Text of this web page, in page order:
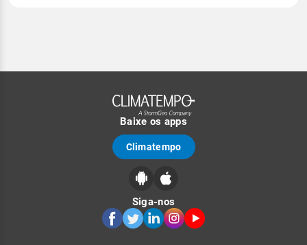
Baixe os apps
Climatempo
Siga-nos